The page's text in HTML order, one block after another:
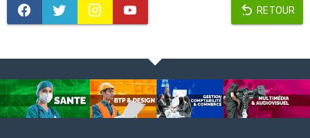
RETOUR